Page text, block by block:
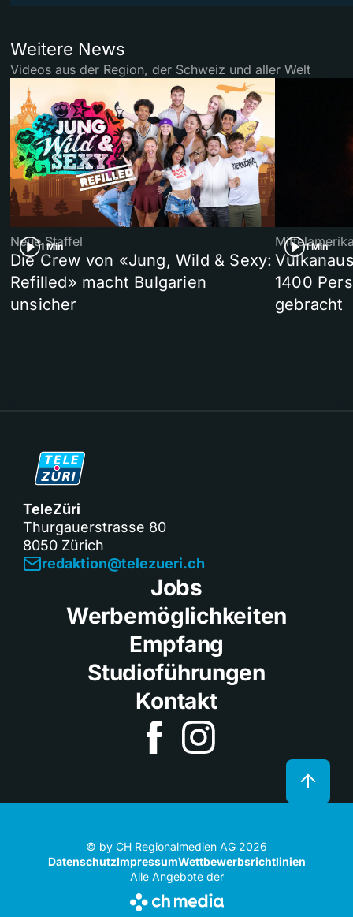
Weitere News
Videos aus der Region, der Schweiz und aller Welt
1 Min
Neue Staffel
Die Crew von «Jung, Wild & Sexy:
Refilled» macht Bulgarien
unsicher
1 Min
1400
gebracht
TeleZüri
Thurgauerstrasse 80
8050 Zürich
redaktion@telezueri.ch
Jobs
Werbemöglichkeiten
Empfang
Studioführungen
Kontakt
© by CH Regionalmedien AG 2026
DatenschutzImpressumWettbewerbsrichtlinien
Alle Angebote der